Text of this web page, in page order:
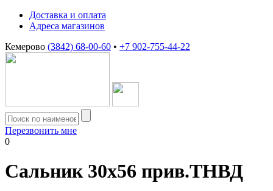
Доставка и оплата
Адреса магазинов
Кемерово (3842) 68-00-60 • +7 902-755-44-22
Перезвонить мне
0
Сальник 30х56 прив.ТНВД